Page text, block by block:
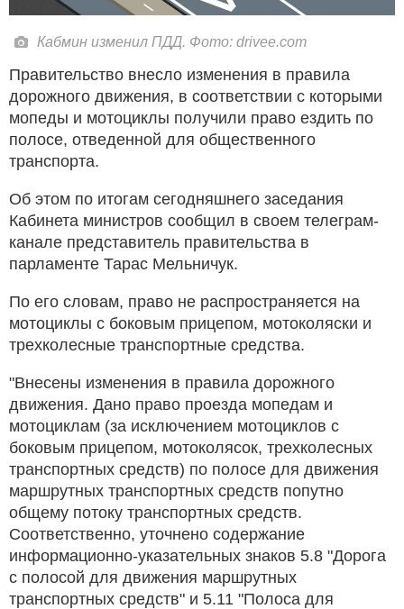
Кабмин изменил ПДД. Фото: drivee.com
Правительство внесло изменения в правила
дорожного движения, в соответствии с которыми
мопеды и мотоциклы получили право ездить по
полосе, отведенной для общественного
транспорта.
Об этом по итогам сегодняшнего заседания
Кабинета министров сообщил в своем телеграм-
канале представитель правительства в
парламенте Тарас Мельничук.
По его словам, право не распространяется на
мотоциклы с боковым прицепом, мотоколяски и
трехколесные транспортные средства.
"Внесены изменения в правила дорожного
движения. Дано право проезда мопедам и
мотоциклам (за исключением мотоциклов с
боковым прицепом, мотоколясок, трехколесных
транспортных средств) по полосе для движения
маршрутных транспортных средств попутно
общему потоку транспортных средств.
Соответственно, уточнено содержание
информационно-указательных знаков 5.8 "Дорога
с полосой для движения маршрутных
транспортных средств" и 5.11 "Полоса для